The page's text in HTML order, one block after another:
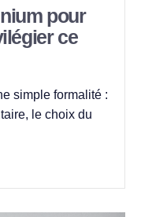
pour
ce
simple formalité :
le choix du